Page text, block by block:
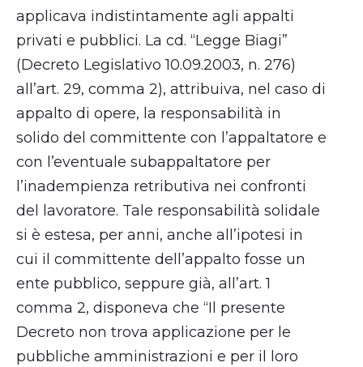
applicava indistintamente agli appalti
privati e pubblici. La cd. “Legge Biagi”
(Decreto Legislativo 10.09.2003, n. 276)
all’art. 29, comma 2), attribuiva, nel caso di
appalto di opere, la responsabilità in
solido del committente con l’appaltatore e
con l’eventuale subappaltatore per
l’inadempienza retributiva nei confronti
del lavoratore. Tale responsabilità solidale
si è estesa, per anni, anche all’ipotesi in
cui il committente dell’appalto fosse un
ente pubblico, seppure già, all’art. 1
comma 2, disponeva che “Il presente
Decreto non trova applicazione per le
pubbliche amministrazioni e per il loro